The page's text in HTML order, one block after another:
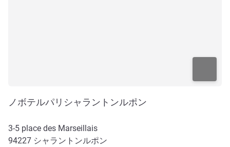
ノボテルパリシャラントンルポン
3-5 place des Marseillais
94227 シャラントンルポン